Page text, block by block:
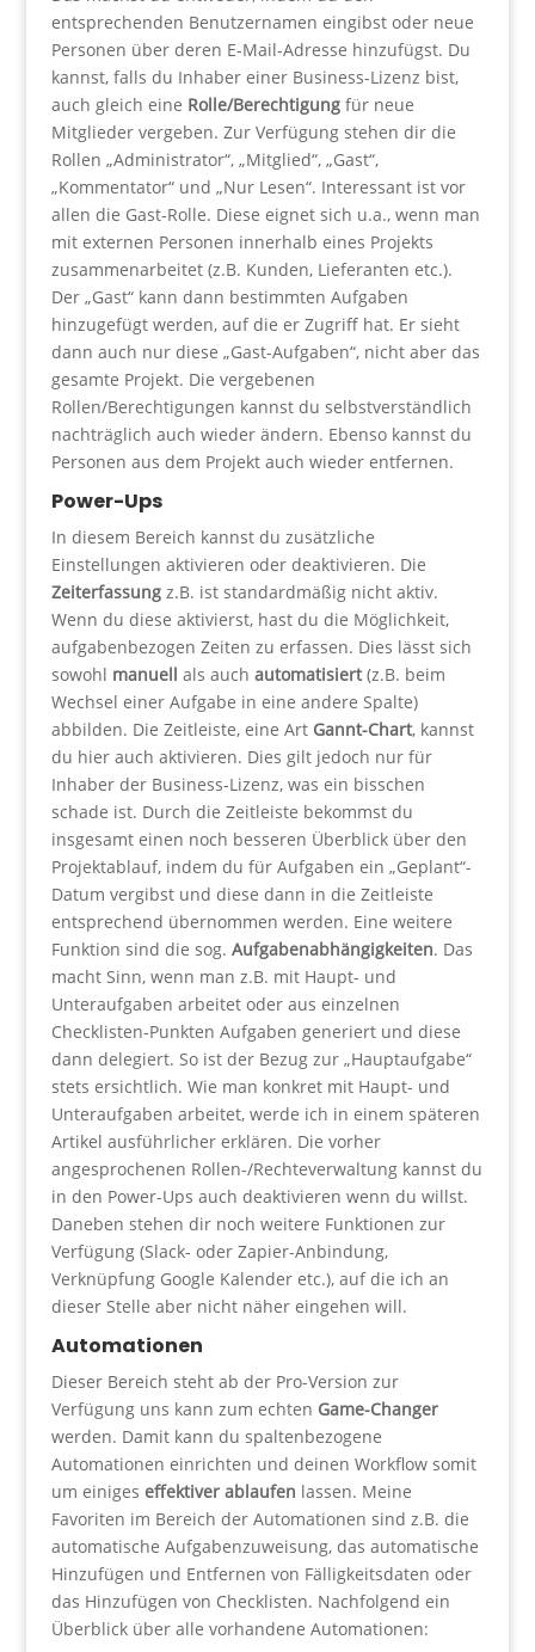
entsprechenden Benutzernamen eingibst oder neue
Personen über deren E-Mail-Adresse hinzufügst. Du
kannst, falls du Inhaber einer Business-Lizenz bist,
auch gleich eine Rolle/Berechtigungfür neue
Mitglieder vergeben. Zur Verfügung stehen dir die
Rollen „Administrator“, „Mitglied“, „Gast“,
„Kommentator“ und „Nur Lesen“. Interessant ist vor
allen die Gast-Rolle. Diese eignet sich u.a., wenn man
mit externen Personen innerhalb eines Projekts
zusammenarbeitet (z.B. Kunden, Lieferanten etc.).
Der „Gast“ kann dann bestimmten Aufgaben
hinzugefügt werden, auf die er Zugriff hat. Er sieht
dann auch nur diese „Gast-Aufgaben“, nicht aber das
gesamte Projekt. Die vergebenen
Rollen/Berechtigungen kannst du selbstverständlich
nachträglich auch wieder ändern. Ebenso kannst du
Personen aus dem Projekt auch wieder entfernen.
Power-Ups
In diesem Bereich kannst du zusätzliche
Einstellungen aktivieren oder deaktivieren. Die
Zeiterfassungz.B. ist standardmäßig nicht aktiv.
Wenn du diese aktivierst, hast du die Möglichkeit,
aufgabenbezogen Zeiten zu erfassen. Dies lässt sich
sowohl manuell als auch automatisiert(z.B. beim
Wechsel einer Aufgabe in eine andere Spalte)
abbilden. Die Zeitleiste, eine Art Gannt-Chart, kannst
du hier auch aktivieren. Dies gilt jedoch nur für
Inhaber der Business-Lizenz, was ein bisschen
schade ist. Durch die Zeitleiste bekommst du
insgesamt einen noch besseren Überblick über den
Projektablauf, indem du für Aufgaben ein „Geplant“-
Datum vergibst und diese dann in die Zeitleiste
entsprechend übernommen werden. Eine weitere
Funktion sind die sog. Aufgabenabhängigkeiten. Das
macht Sinn, wenn man z.B. mit Haupt- und
Unteraufgaben arbeitet oder aus einzelnen
Checklisten-Punkten Aufgaben generiert und diese
dann delegiert. So ist der Bezug zur „Hauptaufgabe“
stets ersichtlich. Wie man konkret mit Haupt- und
Unteraufgaben arbeitet, werde ich in einem späteren
Artikel ausführlicher erklären. Die vorher
angesprochenen Rollen-/Rechteverwaltung kannst du
in den Power-Ups auch deaktivieren wenn du willst.
Daneben stehen dir noch weitere Funktionen zur
Verfügung (Slack- oder Zapier-Anbindung,
Verknüpfung Google Kalender etc.), auf die ich an
dieser Stelle aber nicht näher eingehen will.
Automationen
Dieser Bereich steht ab der Pro-Version zur
Verfügung uns kann zum echten Game-Changer
werden. Damit kann du spaltenbezogene
Automationen einrichten und deinen Workflow somit
um einiges effektiver ablaufen lassen. Meine
Favoriten im Bereich der Automationen sind z.B. die
automatische Aufgabenzuweisung, das automatische
Hinzufügen und Entfernen von Fälligkeitsdaten oder
das Hinzufügen von Checklisten. Nachfolgend ein
Überblick über alle vorhandene Automationen: